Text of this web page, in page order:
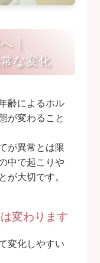
―
金 土
場合がございます。
曜・祝日】
｜
な変化
齢によるホル
が変わること
が異常とは限
中で起こりや
が大切です。
変わります
変化しやすい